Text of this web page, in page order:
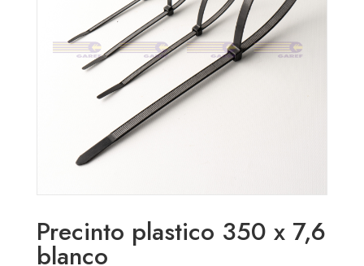
Precinto plastico 350 x 7,6
blanco